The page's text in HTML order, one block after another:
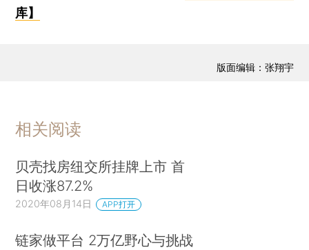
库】
版面编辑：张翔宇
相关阅读
贝壳找房纽交所挂牌上市 首
日收涨87.2%
2020年08月14日 APP打开
链家做平台 2万亿野心与挑战